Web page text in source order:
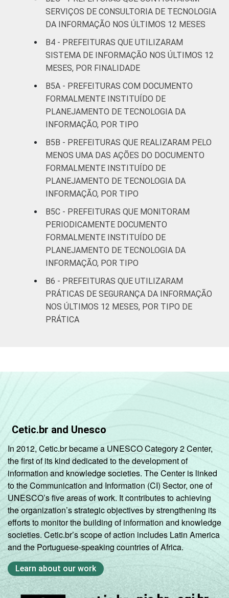
RJ 90 8 0
SP 80 17
PR
SC 75
RS
MS 79 17 1
MT 80
GO
DF -
Fonte: CGI.br/NIC.br, Centro Regional de
Estudos para o Desenvolvimento da
Pesquisa sobre o uso das tecnologias de
informação e comunicação no setor público
brasileiro - TIC Governo Eletrônico 2019.
SERVIÇOS DE CONSULTORIA DE TECNOLOGIA
DA INFORMAÇÃO NOS ÚLTIMOS 12 MESES
B4 - PREFEITURAS QUE UTILIZARAM
SISTEMA DE INFORMAÇÃO NOS ÚLTIMOS 12
MESES, POR FINALIDADE
B5A - PREFEITURAS COM DOCUMENTO
FORMALMENTE INSTITUÍDO DE
PLANEJAMENTO DE TECNOLOGIA DA
INFORMAÇÃO, POR TIPO
B5B - PREFEITURAS QUE REALIZARAM PELO
MENOS UMA DAS AÇÕES DO DOCUMENTO
FORMALMENTE INSTITUÍDO DE
PLANEJAMENTO DE TECNOLOGIA DA
INFORMAÇÃO, POR TIPO
B5C - PREFEITURAS QUE MONITORAM
PERIODICAMENTE DOCUMENTO
FORMALMENTE INSTITUÍDO DE
PLANEJAMENTO DE TECNOLOGIA DA
INFORMAÇÃO, POR TIPO
B6 - PREFEITURAS QUE UTILIZARAM
PRÁTICAS DE SEGURANÇA DA INFORMAÇÃO
NOS ÚLTIMOS 12 MESES, POR TIPO DE
PRÁTICA
Cetic.br and Unesco
In 2012, Cetic.br became a UNESCO Category 2 Center,
the first of its kind dedicated to the development of
information and knowledge societies. The Center is linked
to the Communication and Information (CI) Sector, one of
UNESCO’s five areas of work. It contributes to achieving
the organization’s strategic objectives by strengthening its
efforts to monitor the building of information and knowledge
societies. Cetic.br’s scope of action includes Latin America
and the Portuguese-speaking countries of Africa.
Learn about our work